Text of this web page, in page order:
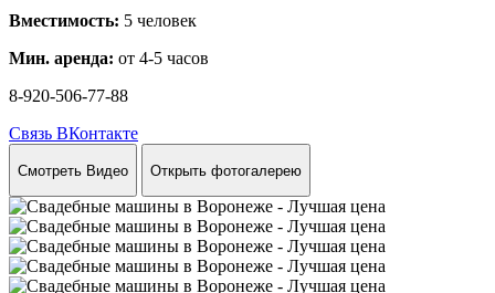
Вместимость: 5 человек
Мин. аренда: от 4-5 часов
8-920-506-77-88
Связь ВКонтакте
Смотреть Видео Открыть фотогалерею